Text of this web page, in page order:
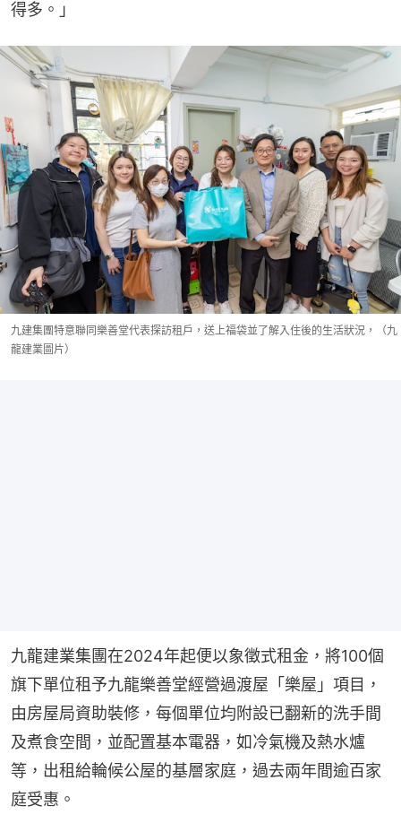
得多。」
九建集團特意聯同樂善堂代表探訪租戶，送上福袋並了解入住後的生活狀況，（九
龍建業圖片）
九龍建業集團在2024年起便以象徵式租金，將100個
旗下單位租予九龍樂善堂經營過渡屋「樂屋」項目，
由房屋局資助裝修，每個單位均附設已翻新的洗手間
及煮食空間，並配置基本電器，如冷氣機及熱水爐
等，出租給輪候公屋的基層家庭，過去兩年間逾百家
庭受惠。